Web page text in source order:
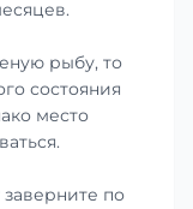
рыбу, то
состояния
место
по